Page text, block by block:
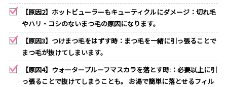
【原因2】ホットビューラーもキューティクルにダメージ：切れ毛
やハリ・コシのないまつ毛の原因になります。
【原因3】つけまつ毛をはずす時：まつ毛を一緒に引っ張ることで
まつ毛が抜けてしまいます。
【原因4】ウォータープルーフマスカラを落とす時:：必要以上に引
っ張ることで抜けてしまうことも。 お湯で簡単に落とせるフィル